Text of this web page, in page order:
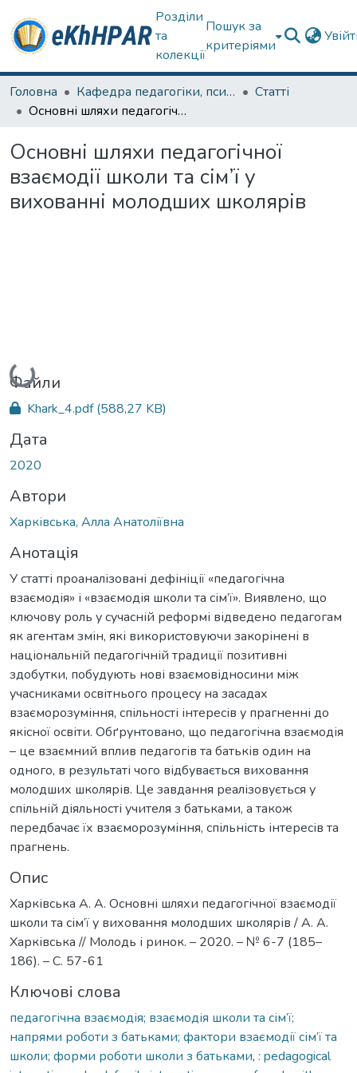
Розділи
та
колекції
Пошук за
критеріями
Головна Кафедра педагогіки, психології, початкової освіти та освітнього менеджменту
Статті
Основні шляхи педагогічної взаємодії школи та сім’ї у вихованні молодших школярів
Основні шляхи педагогічної
взаємодії школи та сім’ї у
вихованні молодших школярів
Вантажиться...
Файли
Khark_4.pdf(588,27 KB)
Дата
2020
Автори
Харківська, Алла Анатоліївна
Анотація
У статті проаналізовані дефініції «педагогічна
взаємодія» і «взаємодія школи та сім’ї». Виявлено, що
ключову роль у сучасній реформі відведено педагогам
як агентам змін, які використовуючи закорінені в
національній педагогічній традиції позитивні
здобутки, побудують нові взаємовідносини між
учасниками освітнього процесу на засадах
взаєморозуміння, спільності інтересів у прагненні до
якісної освіти. Обґрунтовано, що педагогічна взаємодія
– це взаємний вплив педагогів та батьків один на
одного, в результаті чого відбувається виховання
молодших школярів. Це завдання реалізовується у
спільній діяльності учителя з батьками, а також
передбачає їх взаєморозуміння, спільність інтересів та
прагнень.
Опис
Харківська А. А. Основні шляхи педагогічної взаємодії
школи та сім’ї у виховання молодших школярів / А. А.
Харківська // Молодь і ринок. – 2020. – № 6-7 (185–
186). – С. 57-61
Ключові слова
педагогічна взаємодія; взаємодія школи та сім’ї;
напрями роботи з батьками; фактори взаємодії сім’ї та
школи; форми роботи школи з батьками, : pedagogical